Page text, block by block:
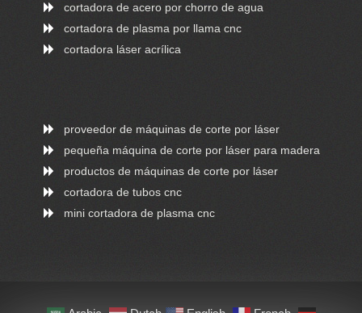
cortadora de acero por chorro de agua
cortadora de plasma por llama cnc
cortadora láser acrílica
proveedor de máquinas de corte por láser
pequeña máquina de corte por láser para madera
productos de máquinas de corte por láser
cortadora de tubos cnc
mini cortadora de plasma cnc